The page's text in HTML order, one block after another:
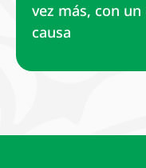
vez más, con
causa